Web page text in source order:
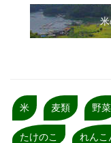
米 麦類 野菜
たけのこ れんこ